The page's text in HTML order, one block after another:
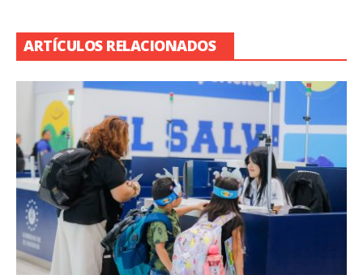
ARTÍCULOS RELACIONADOS